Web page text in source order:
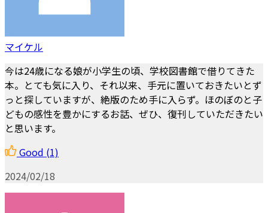
マイケル
今は24歳になる娘が小学生の頃、学校図書館で借りてきた
本。とても気に入り、それ以来、手元に置いておきたいとず
っと探していますが、絶版のため手に入らず。ほのぼのと子
どもの感性を豊かにするお話、ぜひ、復刊していただきたい
と思います。
Good (1)
2024/02/18